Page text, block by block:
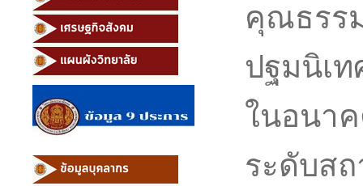
คุณธรร
ปฐมนิเ
ในอนา
ระดับส